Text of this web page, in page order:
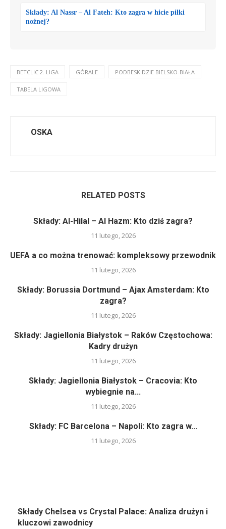
Składy: Al Nassr – Al Fateh: Kto zagra w hicie piłki
nożnej?
BETCLIC 2. LIGA GÓRALE PODBESKIDZIE BIELSKO-BIAŁA
TABELA LIGOWA
OSKA
RELATED POSTS
Składy: Al-Hilal – Al Hazm: Kto dziś zagra?
11 lutego, 2026
UEFA a co można trenować: kompleksowy przewodnik
11 lutego, 2026
Składy: Borussia Dortmund – Ajax Amsterdam: Kto
zagra?
11 lutego, 2026
Składy: Jagiellonia Białystok – Raków Częstochowa:
Kadry drużyn
11 lutego, 2026
Składy: Jagiellonia Białystok – Cracovia: Kto
wybiegnie na...
11 lutego, 2026
Składy: FC Barcelona – Napoli: Kto zagra w...
11 lutego, 2026
Składy Chelsea vs Crystal Palace: Analiza drużyn i
kluczowi zawodnicy